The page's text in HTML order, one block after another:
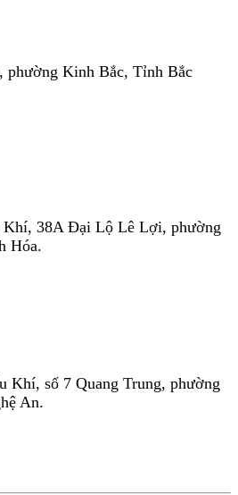
phường Kinh Bắc, Tỉnh Bắc
Khí, 38A Đại Lộ Lê Lợi, phường
Hóa.
Khí, số 7 Quang Trung, phường
An.